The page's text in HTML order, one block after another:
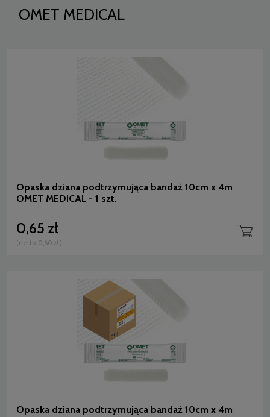
OMET MEDICAL
Opaska dziana podtrzymująca bandaż 10cm x 4m
OMET MEDICAL - 1 szt.
0,65 zł
(netto: 0,60 zł )
Opaska dziana podtrzymująca bandaż 10cm x 4m